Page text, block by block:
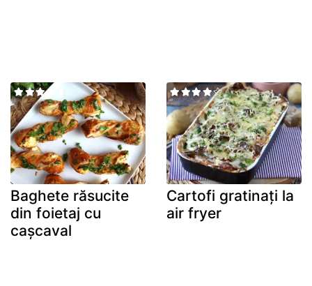
Baghete răsucite
din foietaj cu
cașcaval
Cartofi gratinați la
air fryer